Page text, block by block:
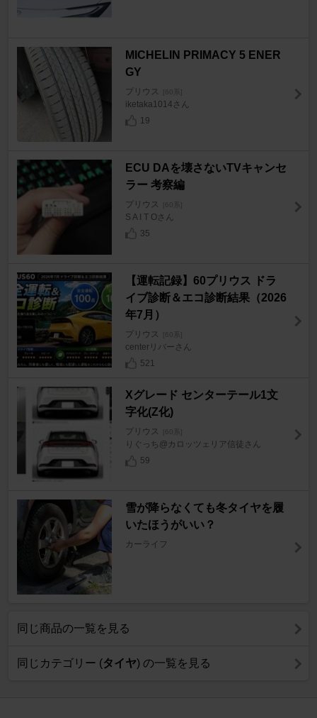
MICHELIN PRIMACY 5 ENER
GY
プリウス [60系]
iketaka1014さん
19
ECU DAを壊さないTVキャンセ
ラー 考察編
プリウス [60系]
S A I T Oさん
35
【運転記録】60プリウス ドラ
イブ診断＆エコ診断結果（2026
年7月）
プリウス [60系]
centerリバーさん
521
Xグレード センターテール1文
字化(Z化)
プリウス [60系]
りぐっち@カロッツェリア信徒さん
59
雪が降らなくても冬タイヤを履
いたほうがいい？
カーライフ
同じ商品の一覧を見る
同じカテゴリー (タイヤ) の一覧を見る